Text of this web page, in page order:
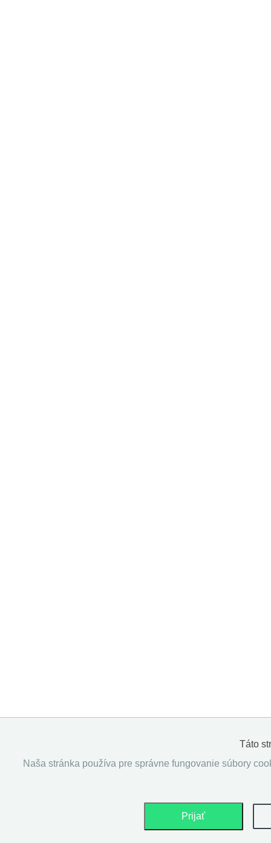
Táto
Naša stránka používa pre správne fungovanie súbory
Prijať